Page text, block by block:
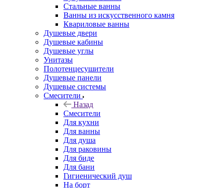
Стальные ванны
Ванны из искусственного камня
Квариловые ванны
Душевые двери
Душевые кабины
Душевые углы
Унитазы
Полотенцесушители
Душевые панели
Душевые системы
Смесители
Назад
Смесители
Для кухни
Для ванны
Для душа
Для раковины
Для биде
Для бани
Гигиенический душ
На борт